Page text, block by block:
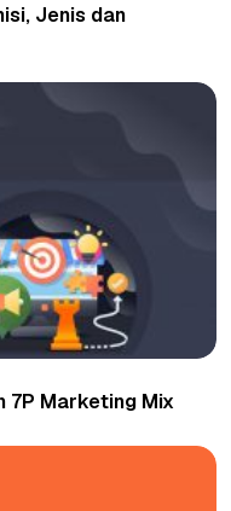
Jenis dan
7P Marketing Mix